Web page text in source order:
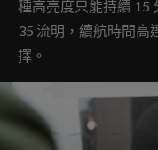
種高亮度只能持續 15
35 流明，續航時間高
擇。